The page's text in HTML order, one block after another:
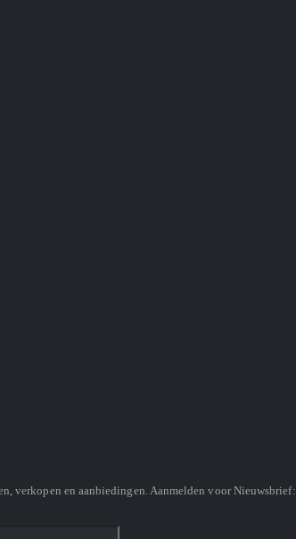
verkopen en aanbiedingen. Aanmelden voor Nieuwsbrief: